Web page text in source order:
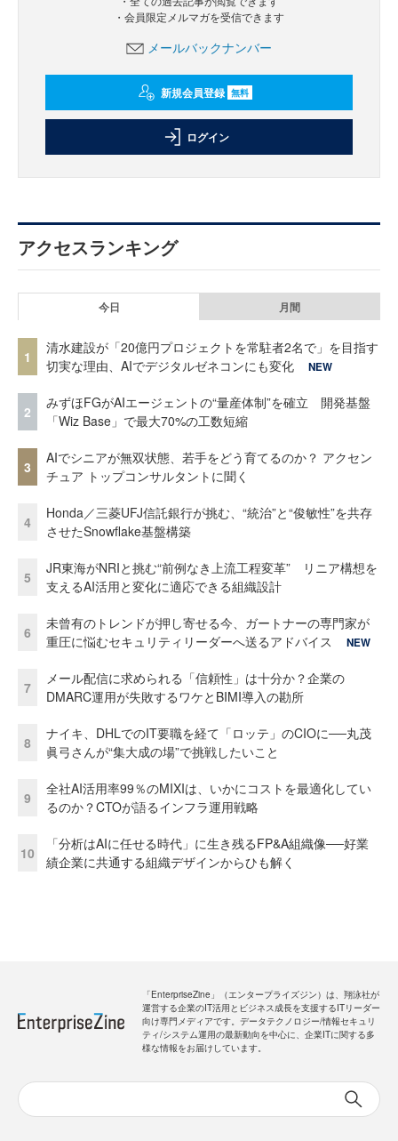
・会員限定メルマガを受信できます
メールバックナンバー
新規会員登録 無料
ログイン
アクセスランキング
今日 月間
1
清水建設が「20億円プロジェクトを常駐者2名で」を目指す
切実な理由、AIでデジタルゼネコンにも変化
NEW
2
みずほFGがAIエージェントの“量産体制”を確立 開発基盤
「Wiz Base」で最大70%の工数短縮
3
AIでシニアが無双状態、若手をどう育てるのか？ アクセン
チュア トップコンサルタントに聞く
4
Honda／三菱UFJ信託銀行が挑む、“統治”と“俊敏性”を共存
させたSnowflake基盤構築
5
JR東海がNRIと挑む“前例なき上流工程変革” リニア構想を
支えるAI活用と変化に適応できる組織設計
6
未曾有のトレンドが押し寄せる今、ガートナーの専門家が
重圧に悩むセキュリティリーダーへ送るアドバイス
NEW
7
メール配信に求められる「信頼性」は十分か？企業の
DMARC運用が失敗するワケとBIMI導入の勘所
8
ナイキ、DHLでのIT要職を経て「ロッテ」のCIOに──丸茂
眞弓さんが“集大成の場”で挑戦したいこと
9
全社AI活用率99％のMIXIは、いかにコストを最適化してい
るのか？CTOが語るインフラ運用戦略
10
「分析はAIに任せる時代」に生き残るFP&A組織像──好業
績企業に共通する組織デザインからひも解く
「EnterpriseZine」（エンタープライズジン）は、翔泳社が
運営する企業のIT活用とビジネス成長を支援するITリーダー
向け専門メディアです。データテクノロジー/情報セキュリ
ティ/システム運用の最新動向を中心に、企業ITに関する多
様な情報をお届けしています。